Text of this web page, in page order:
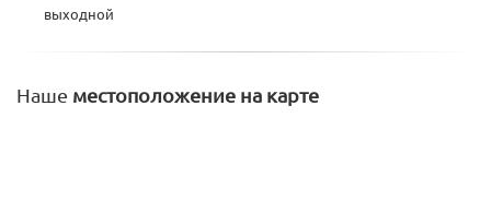
выходной
Наше местоположение на карте